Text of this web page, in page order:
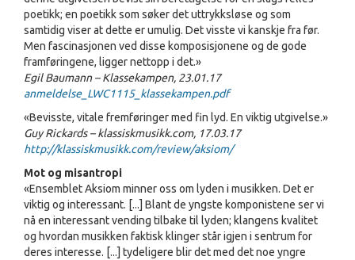
poetikk; en poetikk som søker det uttrykksløse og som
samtidig viser at dette er umulig. Det visste vi kanskje fra før.
Men fascinasjonen ved disse komposisjonene og de gode
framføringene, ligger nettopp i det.»
Egil Baumann – Klassekampen, 23.01.17
anmeldelse_LWC1115_klassekampen.pdf
«Bevisste, vitale fremføringer med fin lyd. En viktig utgivelse.»
Guy Rickards – klassiskmusikk.com, 17.03.17
http://klassiskmusikk.com/review/aksiom/
Mot og misantropi
«Ensemblet Aksiom minner oss om lyden i musikken. Det er
viktig og interessant. [...] Blant de yngste komponistene ser vi
nå en interessant vending tilbake til lyden; klangens kvalitet
og hvordan musikken faktisk klinger står igjen i sentrum for
deres interesse. [...] tydeligere blir det med det noe yngre